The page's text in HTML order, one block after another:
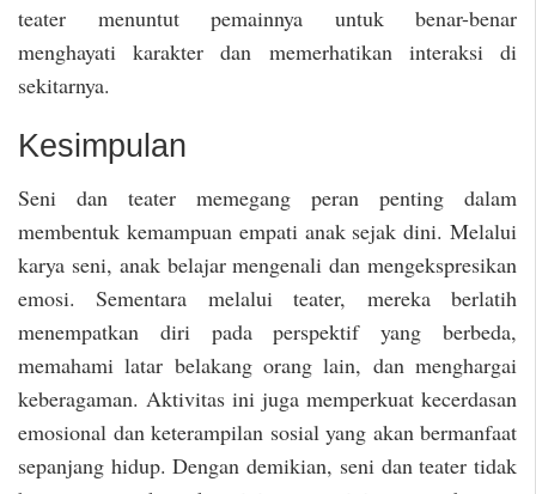
teater menuntut pemainnya untuk benar-benar
menghayati karakter dan memerhatikan interaksi di
sekitarnya.
Kesimpulan
Seni dan teater memegang peran penting dalam
membentuk kemampuan empati anak sejak dini. Melalui
karya seni, anak belajar mengenali dan mengekspresikan
emosi. Sementara melalui teater, mereka berlatih
menempatkan diri pada perspektif yang berbeda,
memahami latar belakang orang lain, dan menghargai
keberagaman. Aktivitas ini juga memperkuat kecerdasan
emosional dan keterampilan sosial yang akan bermanfaat
sepanjang hidup. Dengan demikian, seni dan teater tidak